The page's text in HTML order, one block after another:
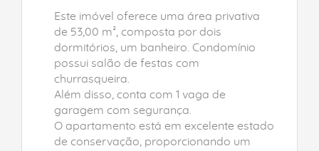
Este imóvel oferece uma área privativa
de 53,00 m², composta por dois
dormitórios, um banheiro. Condomínio
possui salão de festas com
churrasqueira.
Além disso, conta com 1 vaga de
garagem com segurança.
O apartamento está em excelente estado
de conservação, proporcionando um